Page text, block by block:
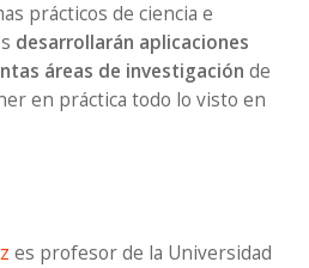
prácticos de ciencia e
desarrollarán aplicaciones
áreas de investigación de
en práctica todo lo visto en
es profesor de la Universidad